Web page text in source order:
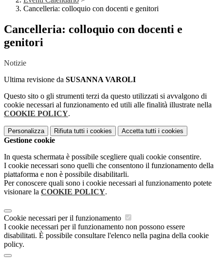
Cancelleria: colloquio con docenti e genitori
Cancelleria: colloquio con docenti e
genitori
Notizie
Ultima revisione da SUSANNA VAROLI
Questo sito o gli strumenti terzi da questo utilizzati si avvalgono di
cookie necessari al funzionamento ed utili alle finalità illustrate nella
COOKIE POLICY.
Personalizza Rifiuta tutti i cookies Accetta tutti i cookies
Gestione cookie
In questa schermata è possibile scegliere quali cookie consentire.
I cookie necessari sono quelli che consentono il funzionamento della
piattaforma e non è possibile disabilitarli.
Per conoscere quali sono i cookie necessari al funzionamento potete
visionare la COOKIE POLICY.
Cookie necessari per il funzionamento
I cookie necessari per il funzionamento non possono essere
disabilitati. È possibile consultare l'elenco nella pagina della cookie
policy.